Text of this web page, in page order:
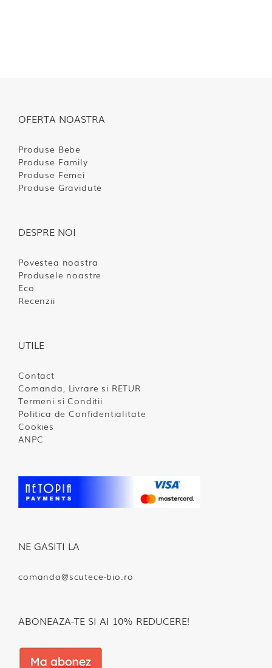
OFERTA NOASTRA
Produse Bebe
Produse Family
Produse Femei
Produse Gravidute
DESPRE NOI
Povestea noastra
Produsele noastre
Eco
Recenzii
UTILE
Contact
Comanda, Livrare si RETUR
Termeni si Conditii
Politica de Confidentialitate
Cookies
ANPC
NE GASITI LA
comanda@scutece-bio.ro
ABONEAZA-TE SI AI 10% REDUCERE!